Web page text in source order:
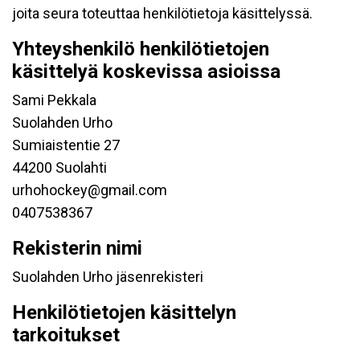
joita seura toteuttaa henkilötietoja käsittelyssä.
Yhteyshenkilö henkilötietojen
käsittelyä koskevissa asioissa
Sami Pekkala
Suolahden Urho
Sumiaistentie 27
44200 Suolahti
urhohockey@gmail.com
0407538367
Rekisterin nimi
Suolahden Urho jäsenrekisteri
Henkilötietojen käsittelyn
tarkoitukset